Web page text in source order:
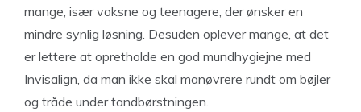
mange, især voksne og teenagere, der ønsker en
mindre synlig løsning. Desuden oplever mange, at det
er lettere at opretholde en god mundhygiejne med
Invisalign, da man ikke skal manøvrere rundt om bøjler
og tråde under tandbørstningen.